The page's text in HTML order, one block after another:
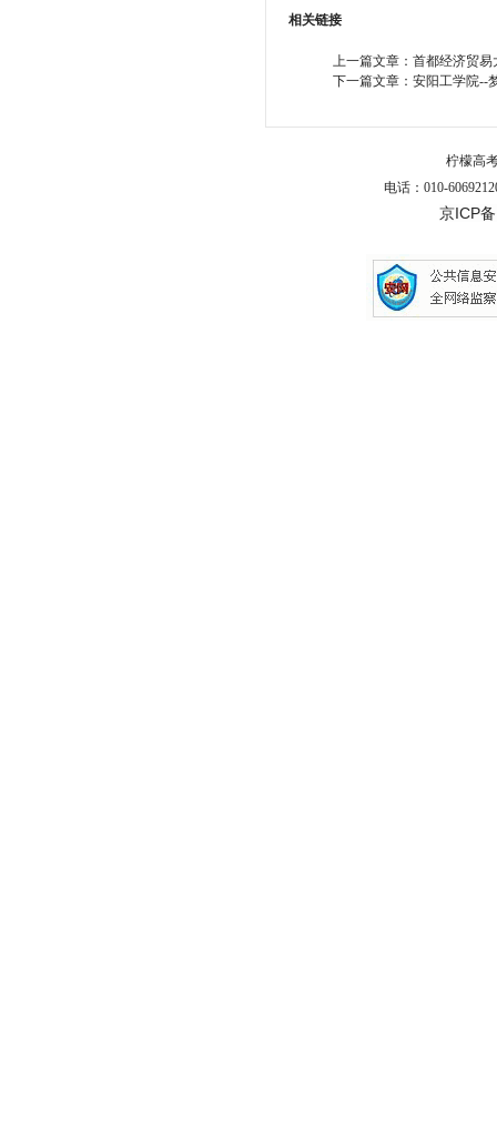
相关链接
上一篇文章： 首都经济贸易
下一篇文章： 安阳工学院--
柠檬高
电话：010-
京ICP